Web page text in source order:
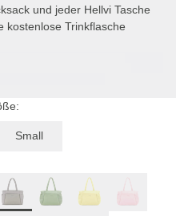
und jeder Hellvi Tasche
kostenlose Trinkflasche
Small